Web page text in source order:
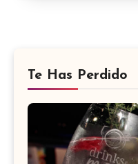
Te Has Perdido